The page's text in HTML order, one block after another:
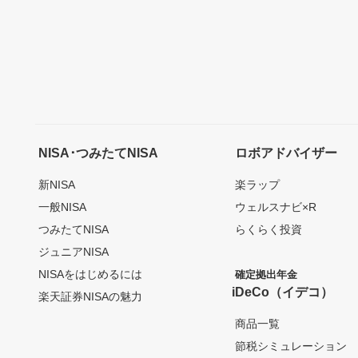
NISA･つみたてNISA
新NISA
一般NISA
つみたてNISA
ジュニアNISA
NISAをはじめるには
楽天証券NISAの魅力
ロボアドバイザー
楽ラップ
ウェルスナビ×R
らくらく投資
確定拠出年金
iDeCo（イデコ）
商品一覧
節税シミュレーション